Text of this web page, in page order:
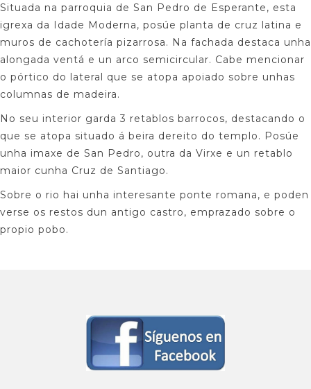
Situada na parroquia de San Pedro de Esperante, esta
igrexa da Idade Moderna, posúe planta de cruz latina e
muros de cachotería pizarrosa. Na fachada destaca unha
alongada ventá e un arco semicircular. Cabe mencionar
o pórtico do lateral que se atopa apoiado sobre unhas
columnas de madeira.
No seu interior garda 3 retablos barrocos, destacando o
que se atopa situado á beira dereito do templo. Posúe
unha imaxe de San Pedro, outra da Virxe e un retablo
maior cunha Cruz de Santiago.
Sobre o rio hai unha interesante ponte romana, e poden
verse os restos dun antigo castro, emprazado sobre o
propio pobo.